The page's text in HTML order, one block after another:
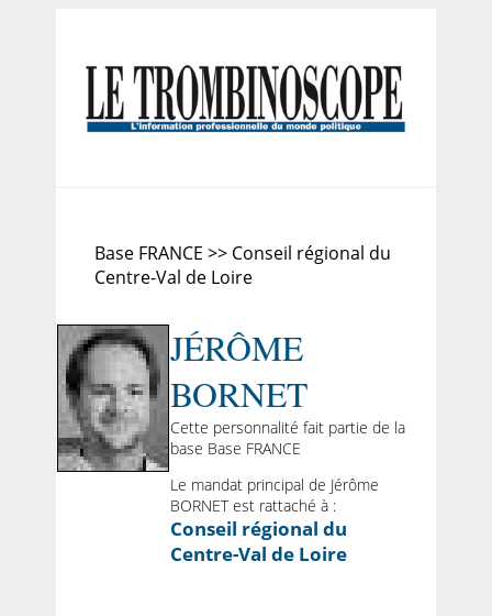
Base FRANCE >> Conseil régional du
Centre-Val de Loire
JÉRÔME
BORNET
Cette personnalité fait partie de la
base Base FRANCE
Le mandat principal de Jérôme
BORNET est rattaché à :
Conseil régional du
Centre-Val de Loire